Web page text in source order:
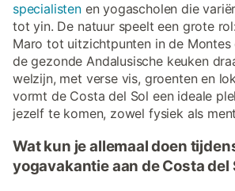
specialistenen yogascholen die
tot yin. De natuur speelt een grote
Maro tot uitzichtpunten in de Montes
de gezonde Andalusische keuken
welzijn, met verse vis, groenten en
vormt de Costa del Sol een ideale
jezelf te komen, zowel fysiek als
Wat kun je allemaal doen
yogavakantie aan de Costa del